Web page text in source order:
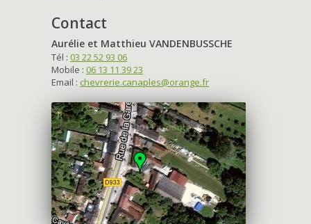
Contact
Aurélie et Matthieu VANDENBUSSCHE
Tél : 03 22 52 93 06
Mobile : 06 13 11 39 23
Email : chevrerie.canaples@orange.fr